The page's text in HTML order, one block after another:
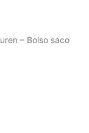
– Bolso saco